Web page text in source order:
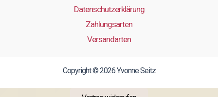
Datenschutzerklärung
Zahlungsarten
Versandarten
Copyright © 2026 Yvonne Seitz